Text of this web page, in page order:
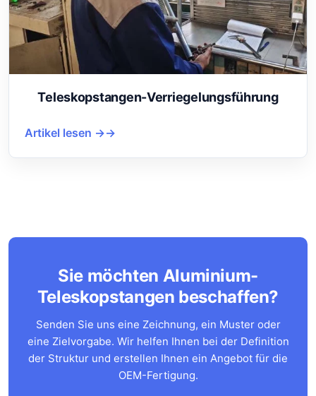
Teleskopstangen-Verriegelungsführung
Artikel lesen →
Sie möchten Aluminium-
Teleskopstangen beschaffen?
Senden Sie uns eine Zeichnung, ein Muster oder
eine Zielvorgabe. Wir helfen Ihnen bei der Definition
der Struktur und erstellen Ihnen ein Angebot für die
OEM-Fertigung.